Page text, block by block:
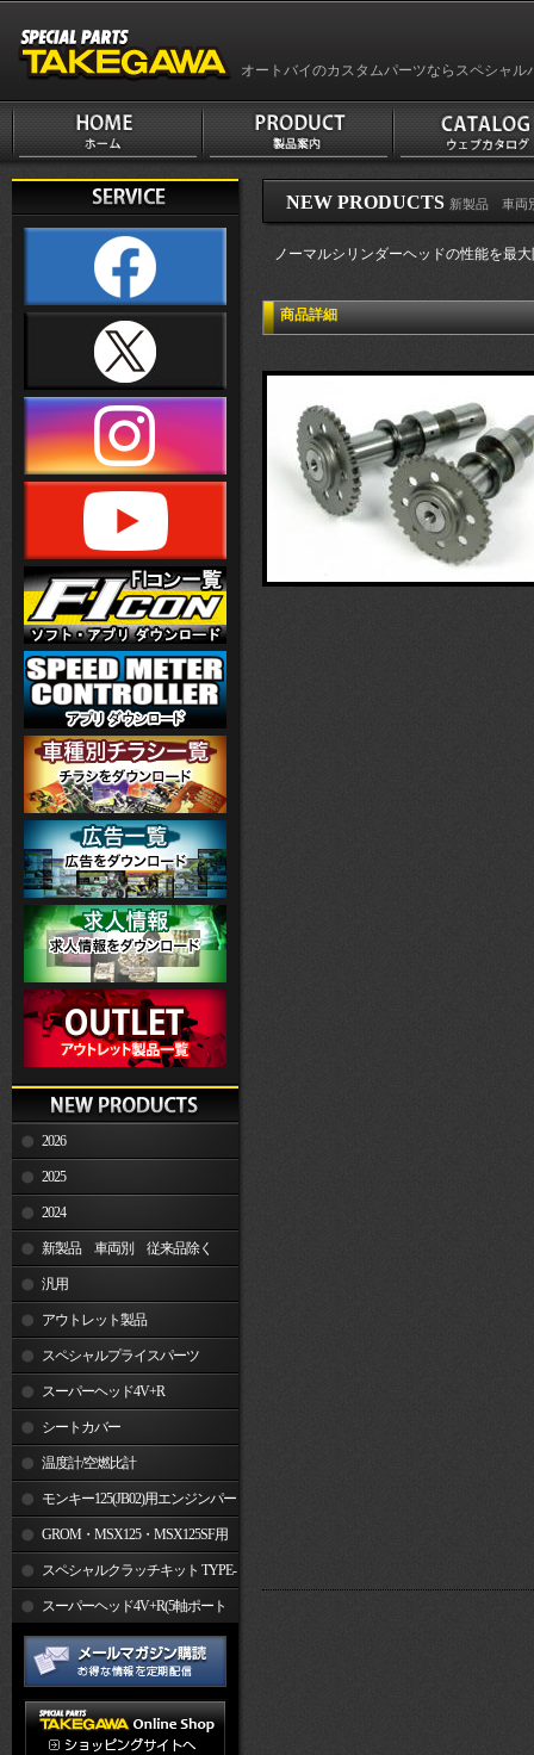
オートバイのカスタムパーツならスペシャル
2026
2025
2024
新製品 車両別 従来品除く
汎用
アウトレット製品
スペシャルプライスパーツ
スーパーヘッド4V+R
シートカバー
温度計/空燃比計
モンキー125(JB02)用エンジンパー
ツ GROM・MSX125・MSX125SF用
エンジンパーツ
スペシャルクラッチキット TYPE-
スーパーヘッド4V+R(5軸ポート
加工)
NEW PRODUCTS 新製品 車両
ノーマルシリンダーヘッドの性能を最
商品詳細